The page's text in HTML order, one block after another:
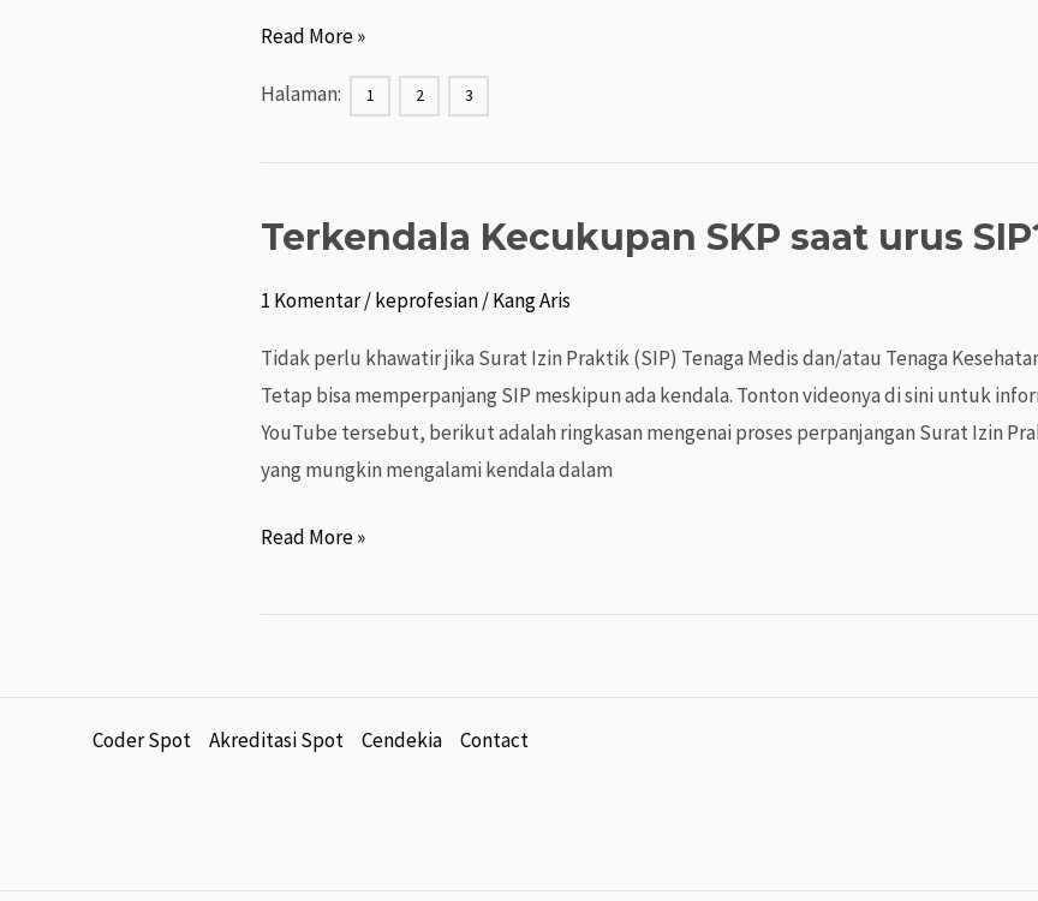
Event
SKP
Sehat)
&
Non
Read More »
Halaman: 1 2 3
Terkendala Kecukupan SKP saat urus
1 Komentar/keprofesian/Kang Aris
Tidak perlu khawatir jika Surat Izin Praktik (SIP) Tenaga Medis dan/atau Tenaga
Tetap bisa memperpanjang SIP meskipun ada kendala. Tonton videonya di sini untuk
YouTube tersebut, berikut adalah ringkasan mengenai proses perpanjangan Surat Izin
yang mungkin mengalami kendala dalam
Terkendala
SKP
Read More »
Coder Spot Akreditasi Spot Cendekia Contact